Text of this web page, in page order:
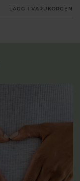
LÄGG I VARUKORGEN